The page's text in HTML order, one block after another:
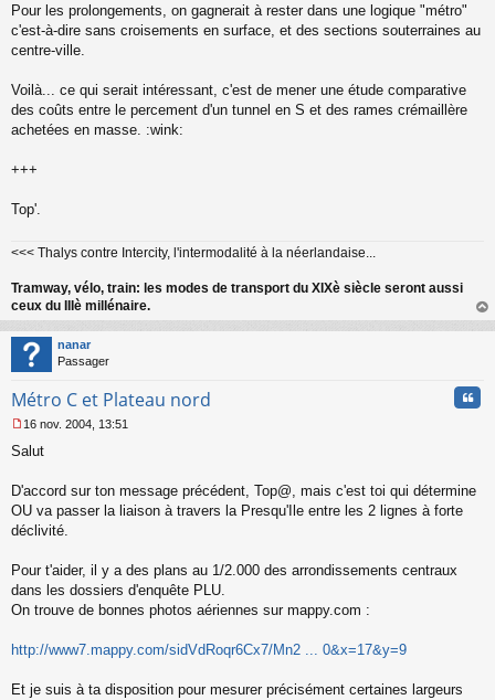
Pour les prolongements, on gagnerait à rester dans une logique "métro"
c'est-à-dire sans croisements en surface, et des sections souterraines au
centre-ville.
Voilà... ce qui serait intéressant, c'est de mener une étude comparative
des coûts entre le percement d'un tunnel en S et des rames crémaillère
achetées en masse. :wink:
+++
Top'.
<<< Thalys contre Intercity, l'intermodalité à la néerlandaise...
Tramway, vélo, train: les modes de transport du XIXè siècle seront aussi
ceux du IIIè millénaire.
au
nanar
Passager
Métro C et Plateau nord
e
s
a
g
e
o
n
u
16 nov. 2004, 13:51
Salut
D'accord sur ton message précédent, Top@, mais c'est toi qui détermine
OU va passer la liaison à travers la Presqu'Ile entre les 2 lignes à forte
déclivité.
Pour t'aider, il y a des plans au 1/2.000 des arrondissements centraux
dans les dossiers d'enquête PLU.
On trouve de bonnes photos aériennes sur mappy.com :
http://www7.mappy.com/sidVdRoqr6Cx7/Mn2 ... 0&x=17&y=9
Et je suis à ta disposition pour mesurer précisément certaines largeurs